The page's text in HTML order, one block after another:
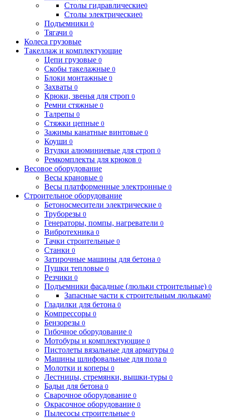
Столы гидравлические0
Столы электрические0
Подъемники 0
Тягачи 0
Колеса грузовые
Такеллаж и комплектующие
Цепи грузовые 0
Скобы такелажные 0
Блоки монтажные 0
Захваты 0
Крюки, звенья для строп 0
Ремни стяжные 0
Талрепы 0
Стяжки цепные 0
Зажимы канатные винтовые 0
Коуши 0
Втулки алюминиевые для строп 0
Ремкомплекты для крюков 0
Весовое оборудование
Весы крановые 0
Весы платформенные электронные 0
Строительное оборудование
Бетоносмесители электрические 0
Труборезы 0
Генераторы, помпы, нагреватели 0
Вибротехника 0
Тачки строительные 0
Станки 0
Затирочные машины для бетона 0
Пушки тепловые 0
Резчики 0
Подъемники фасадные (люльки строительные) 0
Запасные части к строительным люлькам0
Гладилки для бетона 0
Компрессоры 0
Бензорезы 0
Гибочное оборудование 0
Мотобуры и комплектующие 0
Пистолеты вязальные для арматуры 0
Машины шлифовальные для пола 0
Молотки и коперы 0
Лестницы, стремянки, вышки-туры 0
Бадьи для бетона 0
Сварочное оборудование 0
Окрасочное оборудование 0
Пылесосы строительные 0